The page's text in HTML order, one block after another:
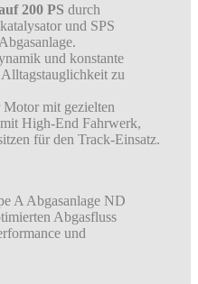
200 PS durch
und SPS
und konstante
zu
Motor mit gezielten
High-End Fahrwerk,
für den Track-Einsatz.
A Abgasanlage ND
Abgasfluss
und